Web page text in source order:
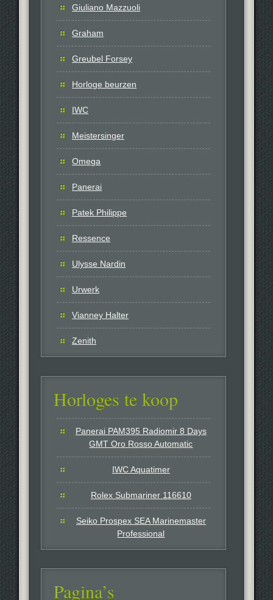
Giuliano Mazzuoli
Graham
Greubel Forsey
Horloge beurzen
IWC
Meistersinger
Omega
Panerai
Patek Philippe
Ressence
Ulysse Nardin
Urwerk
Vianney Halter
Zenith
Horloges te koop
Panerai PAM395 Radiomir 8 Days
GMT Oro Rosso Automatic
IWC Aquatimer
Rolex Submariner 116610
Seiko Prospex SEA Marinemaster
Professional
Pagina’s